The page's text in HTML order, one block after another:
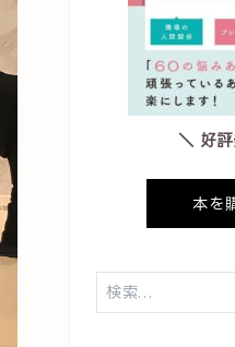
＼ 好
本を